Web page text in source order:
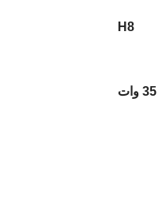
H8
35 وات